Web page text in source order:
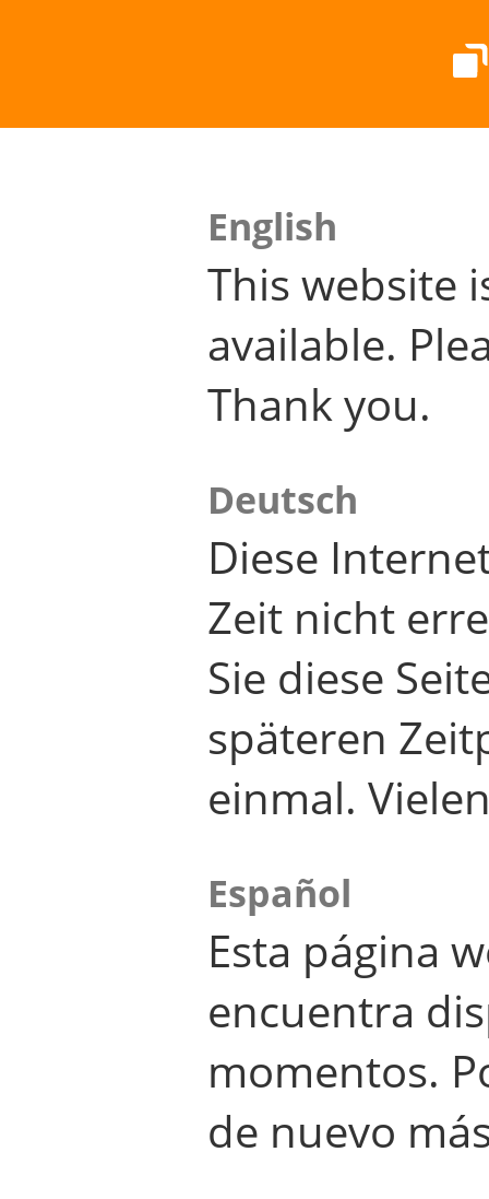
English
This website
available.
Thank you.
Deutsch
Diese
Zeit nicht
Sie diese
späteren
einmal.
Español
Esta página
encuentra
momentos.
de nuevo